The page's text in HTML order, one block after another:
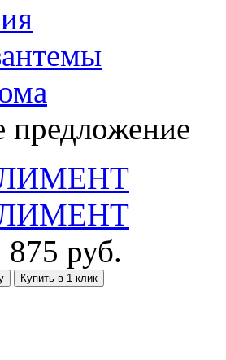
875 руб.
Купить в 1 клик